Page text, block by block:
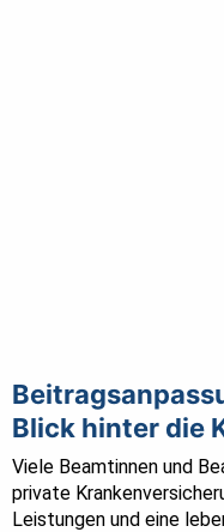
Blick hinter die
Viele Beamtinnen und
private
Leistungen und eine